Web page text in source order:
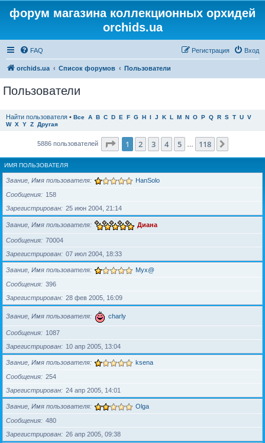
форум магазина коллекционных орхидей
orchids.ua
FAQ Вход
Регистрация
orchids.ua Список форумов Пользователи
Пользователи
Найти пользователя • Все A B C D E F G H I J K L M N O P Q R S T U V
W X Y Z Другая
5886 пользователей Страница из 118
1 2 3 4 5 118
ИМЯ ПОЛЬЗОВАТЕЛЯ
Звание, Имя пользователя HanSolo
Сообщения
158
Зарегистрирован
25 июн 2004, 21:14
Звание, Имя пользователя Диана
Сообщения
70004
Зарегистрирован
07 июл 2004, 18:33
Звание, Имя пользователя Myx@
Сообщения
396
Зарегистрирован
28 фев 2005, 16:09
Звание, Имя пользователя charly
Сообщения
1087
Зарегистрирован
10 апр 2005, 13:04
Звание, Имя пользователя ksena
Сообщения
254
Зарегистрирован
24 апр 2005, 14:01
Звание, Имя пользователя Olga
Сообщения
480
Зарегистрирован
26 апр 2005, 09:38